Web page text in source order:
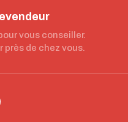
vous conseiller.
près de chez vous.